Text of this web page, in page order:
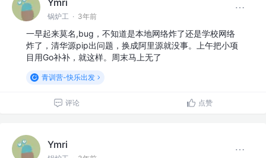
锅炉工 · 3年前
一早起来莫名,bug，不知道是本地网络炸了还是学校网络
炸了，清华源pip出问题，换成阿里源就没事。上午把小项
目用Go补补，就这样。周末马上无了
青训营-快乐出发
评论 点赞
Ymri